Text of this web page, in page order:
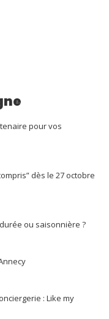
pour vos
dès le 27 octobre
ou saisonnière ?
: Like my